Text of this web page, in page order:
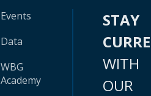
Events
Data
WBG
Academy
STAY
WITH
OUR